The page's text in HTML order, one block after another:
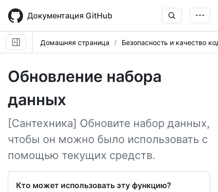
main
content
Документация GitHub
Домашняя страница Безопасность и качество
Обновление набора
данных
[Сантехника] Обновите набор данных,
чтобы он можно было использовать с
помощью текущих средств.
Кто может использовать эту функцию?